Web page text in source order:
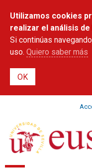
Utilizamos cookies
realizar el análisis
Si continúas
uso. Quiero saber más